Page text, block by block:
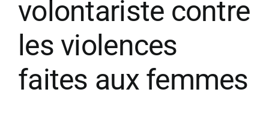
volontariste contre
les violences
faites aux femmes